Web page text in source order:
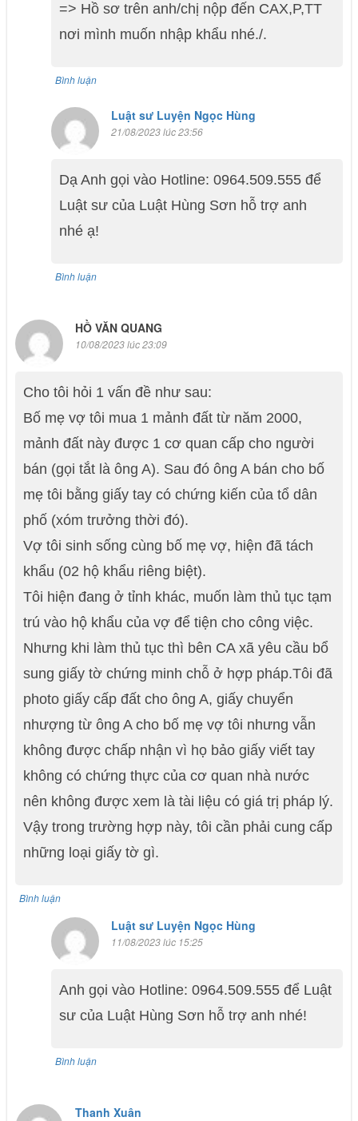
=> Hồ sơ trên anh/chị nộp đến CAX,P,TT
nơi mình muốn nhập khẩu nhé./.
Bình luận
Luật sư Luyện Ngọc Hùng
21/08/2023 lúc 23:56
Dạ Anh gọi vào Hotline: 0964.509.555 để
Luật sư của Luật Hùng Sơn hỗ trợ anh
nhé ạ!
Bình luận
HỒ VĂN QUANG
10/08/2023 lúc 23:09
Cho tôi hỏi 1 vấn đề như sau:
Bố mẹ vợ tôi mua 1 mảnh đất từ năm 2000,
mảnh đất này được 1 cơ quan cấp cho người
bán (gọi tắt là ông A). Sau đó ông A bán cho bố
mẹ tôi bằng giấy tay có chứng kiến của tổ dân
phố (xóm trưởng thời đó).
Vợ tôi sinh sống cùng bố mẹ vợ, hiện đã tách
khẩu (02 hộ khẩu riêng biệt).
Tôi hiện đang ở tỉnh khác, muốn làm thủ tục tạm
trú vào hộ khẩu của vợ để tiện cho công việc.
Nhưng khi làm thủ tục thì bên CA xã yêu cầu bổ
sung giấy tờ chứng minh chỗ ở hợp pháp.Tôi đã
photo giấy cấp đất cho ông A, giấy chuyển
nhượng từ ông A cho bố mẹ vợ tôi nhưng vẫn
không được chấp nhận vì họ bảo giấy viết tay
không có chứng thực của cơ quan nhà nước
nên không được xem là tài liệu có giá trị pháp lý.
Vậy trong trường hợp này, tôi cần phải cung cấp
những loại giấy tờ gì.
Bình luận
Luật sư Luyện Ngọc Hùng
11/08/2023 lúc 15:25
Anh gọi vào Hotline: 0964.509.555 để Luật
sư của Luật Hùng Sơn hỗ trợ anh nhé!
Bình luận
Thanh Xuân